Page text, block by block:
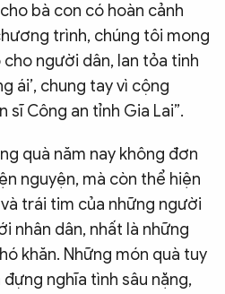
bà con có hoàn cảnh
trình, chúng tôi mong
người dân, lan tỏa tinh
ái’, chung tay vì cộng
sĩ Công an tỉnh Gia Lai”.
quà năm nay không đơn
nguyện, mà còn thể hiện
trái tim của những người
nhân dân, nhất là những
khăn. Những món quà tuy
nghĩa tình sâu nặng,